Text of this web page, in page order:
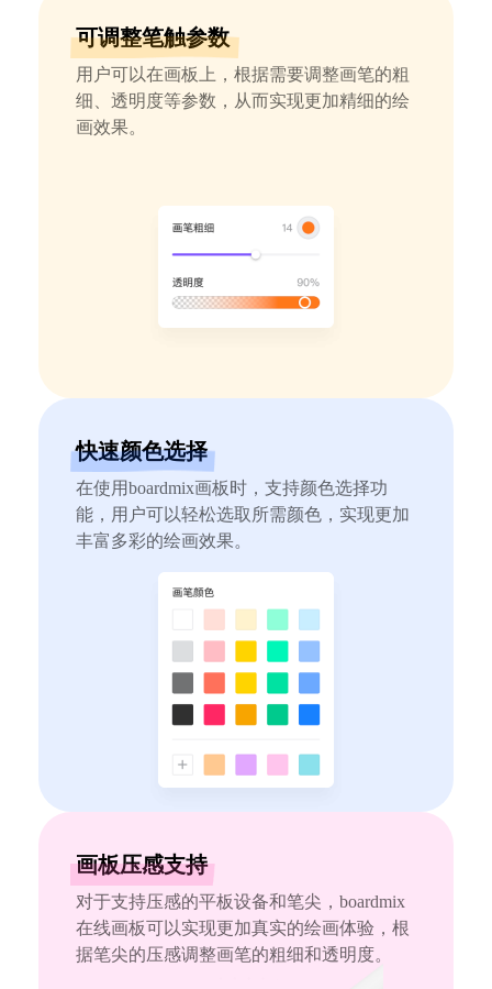
AI生成竞品分析
AI生成安索夫矩阵
AI生成Grow模型
用boardmix提升团队协作效率
企业版申请试用
满足企业级团队协作和管理需求
获取详细功能指南和技术支持
知识分享社区
可调整笔触参数
用户可以在画板上，根据需要调整画笔的粗
细、透明度等参数，从而实现更加精细的绘
画效果。
快速颜色选择
在使用boardmix画板时，支持颜色选择功
能，用户可以轻松选取所需颜色，实现更加
丰富多彩的绘画效果。
画板压感支持
对于支持压感的平板设备和笔尖，boardmix
在线画板可以实现更加真实的绘画体验，根
据笔尖的压感调整画笔的粗细和透明度。